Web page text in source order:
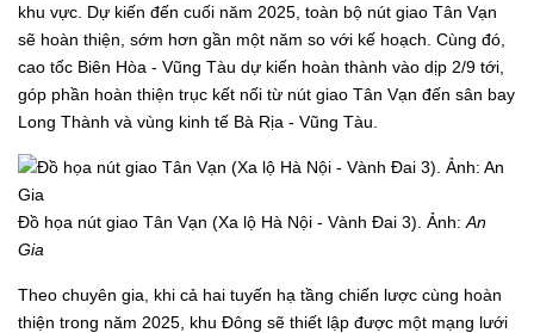
khu vực. Dự kiến đến cuối năm 2025, toàn bộ nút giao Tân Vạn
sẽ hoàn thiện, sớm hơn gần một năm so với kế hoạch. Cùng đó,
cao tốc Biên Hòa - Vũng Tàu dự kiến hoàn thành vào dịp 2/9 tới,
góp phần hoàn thiện trục kết nối từ nút giao Tân Vạn đến sân bay
Long Thành và vùng kinh tế Bà Rịa - Vũng Tàu.
Đồ họa nút giao Tân Vạn (Xa lộ Hà Nội - Vành Đai 3). Ảnh: An
Gia
Theo chuyên gia, khi cả hai tuyến hạ tầng chiến lược cùng hoàn
thiện trong năm 2025, khu Đông sẽ thiết lập được một mạng lưới